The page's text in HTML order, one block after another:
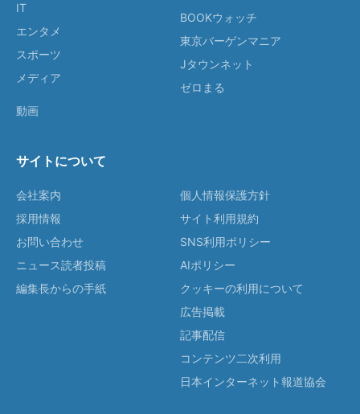
IT
エンタメ
スポーツ
メディア
動画
BOOKウォッチ
東京バーゲンマニア
Jタウンネット
ゼロまる
サイトについて
会社案内
採用情報
お問い合わせ
ニュース読者投稿
編集長からの手紙
個人情報保護方針
サイト利用規約
SNS利用ポリシー
AIポリシー
クッキーの利用について
広告掲載
記事配信
コンテンツ二次利用
日本インターネット報道協会